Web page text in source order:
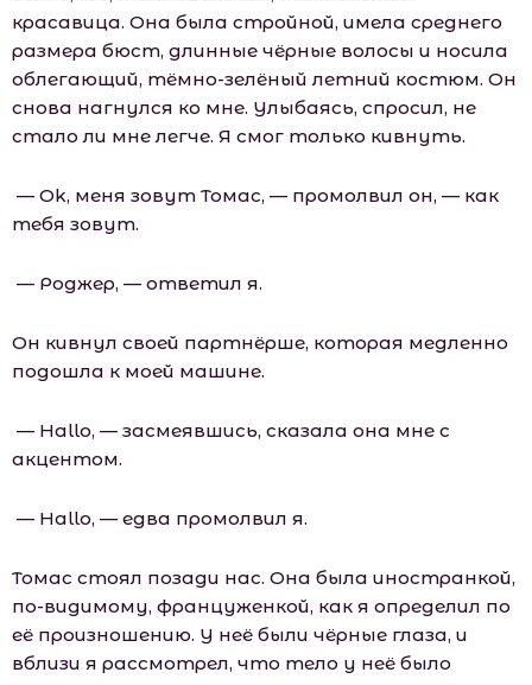
красавица. Она была стройной, имела среднего
размера бюст, длинные чёрные волосы и носила
облегающий, тёмно-зелёный летний костюм. Он
снова нагнулся ко мне. Улыбаясь, спросил, не
стало ли мне легче. Я смог только кивнуть.
— Оk, меня зовут Томас, — промолвил он, — как
тебя зовут.
— Роджер, — ответил я.
Он кивнул своей партнёрше, которая медленно
подошла к моей машине.
— Hаllо, — засмеявшись, сказала она мне с
акцентом.
— Hаllо, — едва промолвил я.
Томас стоял позади нас. Она была иностранкой,
по-видимому, француженкой, как я определил по
её произношению. У неё были чёрные глаза, и
вблизи я рассмотрел, что тело у неё было